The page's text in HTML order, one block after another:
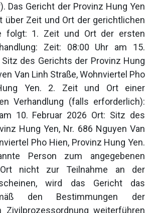
Das Gericht der Provinz Hung Yen
über Zeit und Ort der gerichtlichen
folgt: 1. Zeit und Ort der ersten
Zeit: 08:00 Uhr am 15.
des Gerichts der Provinz Hung
Van Linh Straße, Wohnviertel Pho
Yen. 2. Zeit und Ort einer
Verhandlung (falls erforderlich):
10. Februar 2026 Ort: Sitz des
Hung Yen, Nr. 686 Nguyen Van
Pho Hien, Provinz Hung Yen.
Person zum angegebenen
nicht zur Teilnahme an der
wird das Gericht das
den Bestimmungen der
Zivilprozessordnung weiterführen